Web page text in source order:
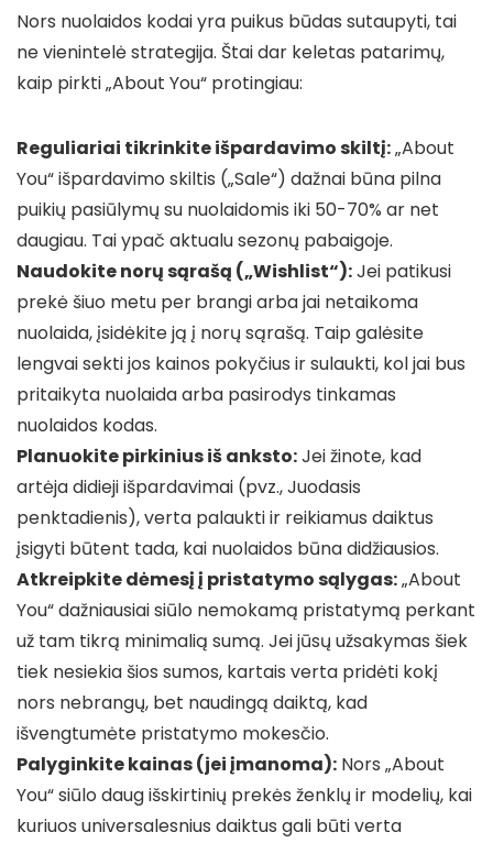
Nors nuolaidos kodai yra puikus būdas sutaupyti, tai
ne vienintelė strategija. Štai dar keletas patarimų,
kaip pirkti „About You“ protingiau:
Reguliariai tikrinkite išpardavimo skiltį:„About
You“ išpardavimo skiltis („Sale“) dažnai būna pilna
puikių pasiūlymų su nuolaidomis iki 50-70% ar net
daugiau. Tai ypač aktualu sezonų pabaigoje.
Naudokite norų sąrašą („Wishlist“):Jei patikusi
prekė šiuo metu per brangi arba jai netaikoma
nuolaida, įsidėkite ją į norų sąrašą. Taip galėsite
lengvai sekti jos kainos pokyčius ir sulaukti, kol jai bus
pritaikyta nuolaida arba pasirodys tinkamas
nuolaidos kodas.
Planuokite pirkinius iš anksto:Jei žinote, kad
artėja didieji išpardavimai (pvz., Juodasis
penktadienis), verta palaukti ir reikiamus daiktus
įsigyti būtent tada, kai nuolaidos būna didžiausios.
Atkreipkite dėmesį į pristatymo sąlygas:„About
You“ dažniausiai siūlo nemokamą pristatymą perkant
už tam tikrą minimalią sumą. Jei jūsų užsakymas šiek
tiek nesiekia šios sumos, kartais verta pridėti kokį
nors nebrangų, bet naudingą daiktą, kad
išvengtumėte pristatymo mokesčio.
Palyginkite kainas (jei įmanoma): Nors „About
You“ siūlo daug išskirtinių prekės ženklų ir modelių, kai
kuriuos universalesnius daiktus gali būti verta